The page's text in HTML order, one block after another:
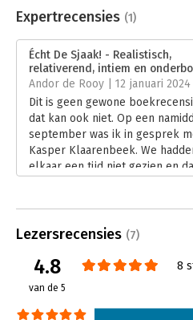
Uitgever:
AnderZ
Verschijningsdatum:
7-6-2023
Hoofdrubriek: Psychologie
Expertrecensies (1)
Écht De Sjaak! - Realistisch,
relativerend, intiem en
Andor de Rooy | 12 januari 2024
Dit is geen gewone
dat kan ook niet. Op een
september was ik in gesprek
Kasper Klaarenbeek. We
elkaar een tijd niet gezien en
Lees verder
Lezersrecensies (7)
4.8
van de 5
8